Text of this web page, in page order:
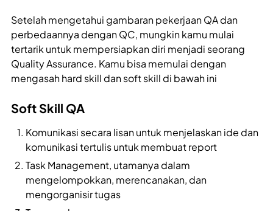
Setelah mengetahui gambaran pekerjaan QA dan
perbedaannya dengan QC, mungkin kamu mulai
tertarik untuk mempersiapkan diri menjadi seorang
Quality Assurance. Kamu bisa memulai dengan
mengasah hard skill dan soft skill di bawah ini
Soft Skill QA
Komunikasi secara lisan untuk menjelaskan ide dan
komunikasi tertulis untuk membuat report
Task Management, utamanya dalam
mengelompokkan, merencanakan, dan
mengorganisir tugas